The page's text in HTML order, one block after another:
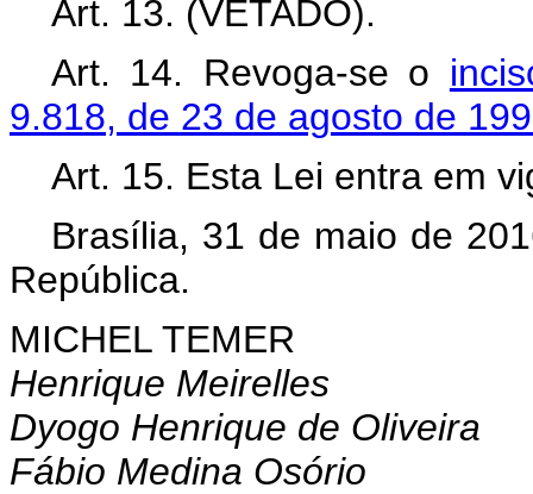
Art. 13. (VETADO).
Art. 14. Revoga-se o
9.818, de 23 de agosto de
Art. 15. Esta Lei entra em
Brasília, 31 de maio de
República.
MICHEL TEMER
Henrique Meirelles
Dyogo Henrique de Oliveira
Fábio Medina Osório